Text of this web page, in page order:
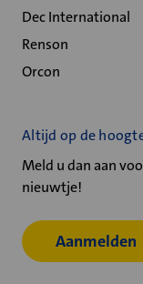
Dec International
Renson
Orcon
Altijd op de
Meld u dan aan
nieuwtje!
Aanmelden